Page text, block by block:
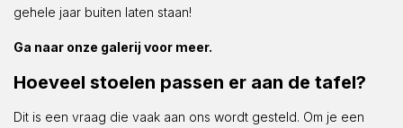
gehele jaar buiten laten staan!
Ga naar onze galerij voor meer.
Hoeveel stoelen passen er aan de tafel?
Dit is een vraag die vaak aan ons wordt gesteld. Om je een